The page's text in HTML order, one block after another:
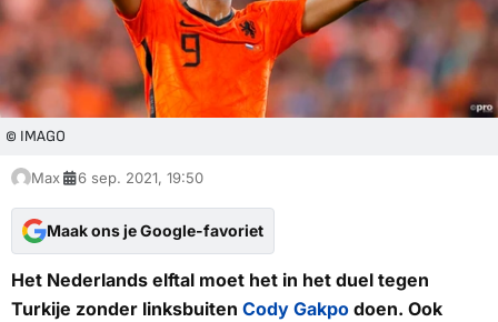
© IMAGO
Max 6 sep. 2021, 19:50
Maak ons je Google-favoriet
Het Nederlands elftal moet het in het duel tegen
Turkije zonder linksbuiten Cody Gakpo doen. Ook